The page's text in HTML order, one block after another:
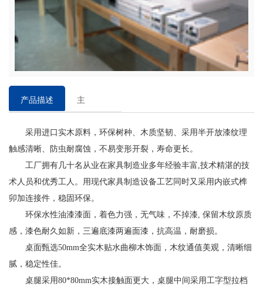
产品描述
主
特
点
采用进口实木原料，环保树种、木质坚韧、采用半开放漆纹理
触感清晰、防虫耐腐蚀，不易变形开裂，寿命更长。
工厂拥有几十名从业在家具制造业多年经验丰富,技术精湛的技
术人员和优秀工人。用现代家具制造设备工艺同时又采用内嵌式榫
卯加连接件，稳固环保。
环保水性油漆漆面，着色力强，无气味，不掉漆, 保留木纹原质
感，漆色耐久如新，三遍底漆两遍面漆，抗高温，耐磨损。
桌面甄选50mm全实木贴水曲柳木饰面，木纹通值美观，清晰细
腻，稳定性佳。
桌腿采用80*80mm实木接触面更大，桌腿中间采用工字型拉档